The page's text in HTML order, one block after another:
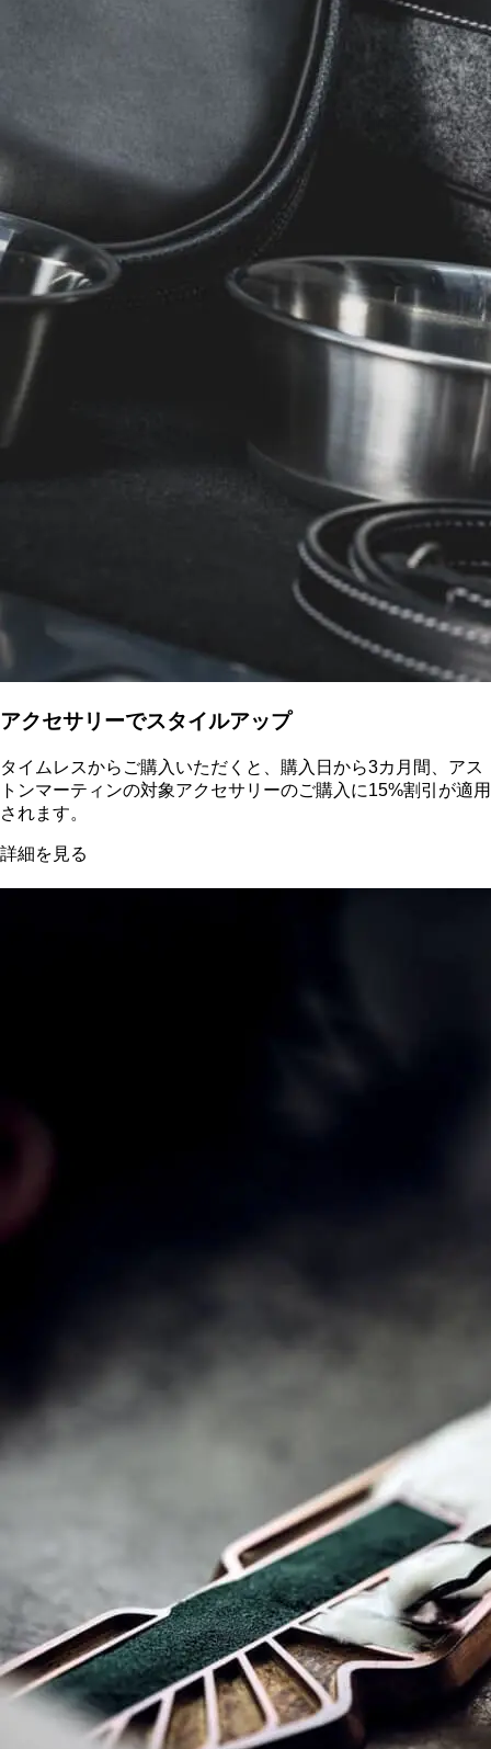
アクセサリーでスタイルアップ
タイムレスからご購入いただくと、購入日から3カ月間、アス
トンマーティンの対象アクセサリーのご購入に15%割引が適用
されます。
詳細を見る